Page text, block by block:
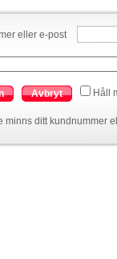
eller e-post
Avbryt Håll
minns ditt kundnummer